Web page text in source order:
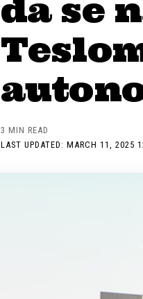
da se
LAST UPDATED: MARCH 11, 2025
3 MIN READ